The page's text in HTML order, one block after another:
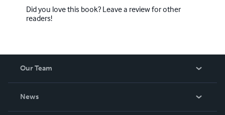
Did you love this book? Leave a review for other
readers!
Our Team
News